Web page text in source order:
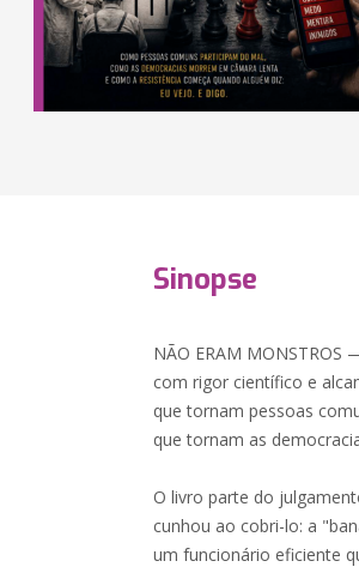
Sinopse
NÃO ERAM MONSTROS
com rigor científico e
que tornam pessoas
que tornam as
O livro parte do
cunhou ao cobri-lo: a
um funcionário eficiente